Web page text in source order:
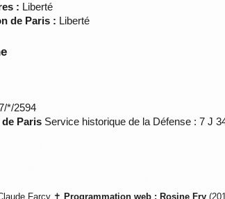
: Liberté
de Paris : Liberté
*/2594
Paris Service historique de la Défense : 7 J
Farcy ✝ Programmation web : Rosine Fry